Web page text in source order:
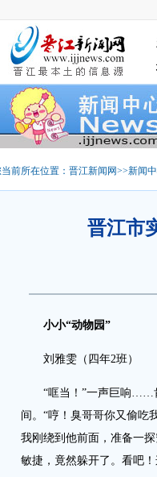
前所在位置： 晋江新闻网>>新闻
晋江市
小小“动物园”
刘雅雯（四年2班）
“哐当！”一声巨响……肯
间。“哼！臭哥哥你又偷吃
我刚绕到他前面，准备一
敏捷，竟然躲开了。看吧